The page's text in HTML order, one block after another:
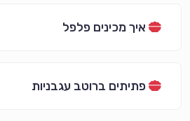
איך מכינים פלפל
פתיתים ברוטב עגבניות